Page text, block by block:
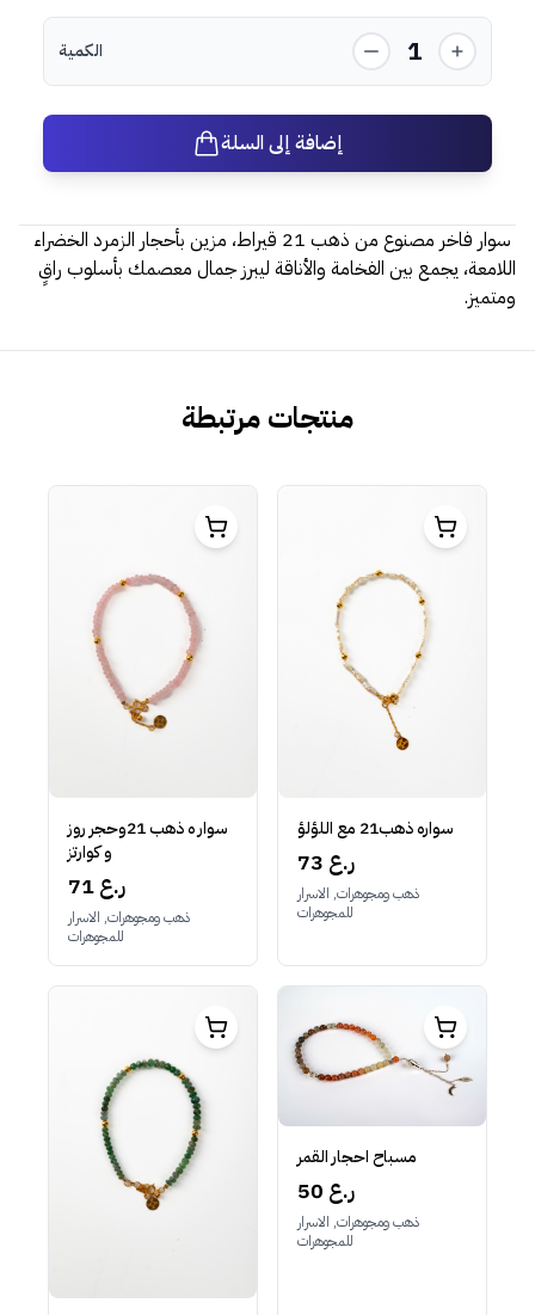
الكمية 1
إضافة إلى السلة
سوار فاخر مصنوع من ذهب 21 قيراط، مزين بأحجار الزمرد الخضراء
اللامعة، يجمع بين الفخامة والأناقة ليبرز جمال معصمك بأسلوب راقٍ
ومتميز.
منتجات مرتبطة
سوار ه ذهب 21وحجر روز
و كوارتز
71 ر.ع
ذهب ومجوهرات, الاسرار
للمجوهرات
سواره ذهب21 مع اللؤلؤ
73 ر.ع
ذهب ومجوهرات, الاسرار
للمجوهرات
مسباح احجار القمر
50 ر.ع
ذهب ومجوهرات, الاسرار
للمجوهرات